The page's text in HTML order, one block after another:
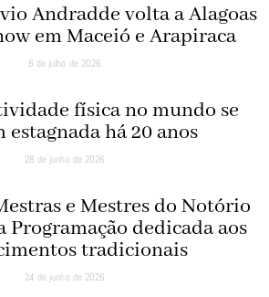
Andradde volta a Alagoas
em Maceió e Arapiraca
6 de julho de 2026
física no mundo se
estagnada há 20 anos
28 de junho de 2026
e Mestres do Notório
Programação dedicada aos
tradicionais
24 de junho de 2026